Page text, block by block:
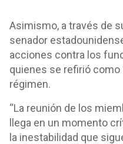
Asimismo, a través de
senador
acciones contra los
quienes se refirió como
régimen.
“La reunión de los
llega en un momento
la inestabilidad que